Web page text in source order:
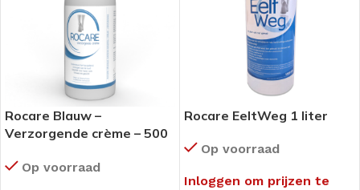
Rocare Blauw –
Verzorgende crème – 500
Op voorraad
Rocare EeltWeg 1 liter
Op voorraad
Inloggen om prijzen te